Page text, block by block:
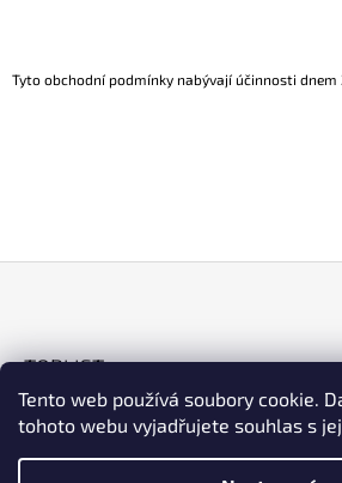
Tento web používá soubory cookie.
tohoto webu vyjadřujete souhlas s
Tyto obchodní podmínky nabývají účinnosti dnem
Á TOPLIST